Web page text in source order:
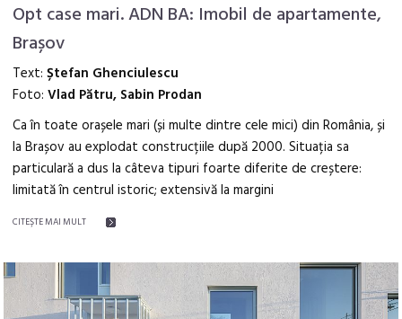
Opt case mari. ADN BA: Imobil de apartamente,
Brașov
Text:Ștefan Ghenciulescu
Foto:Vlad Pătru, Sabin Prodan
Ca în toate orașele mari (și multe dintre cele mici) din România, și
la Brașov au explodat construcțiile după 2000. Situația sa
particulară a dus la câteva tipuri foarte diferite de creștere:
limitată în centrul istoric; extensivă la margini
CITEŞTE MAI MULT